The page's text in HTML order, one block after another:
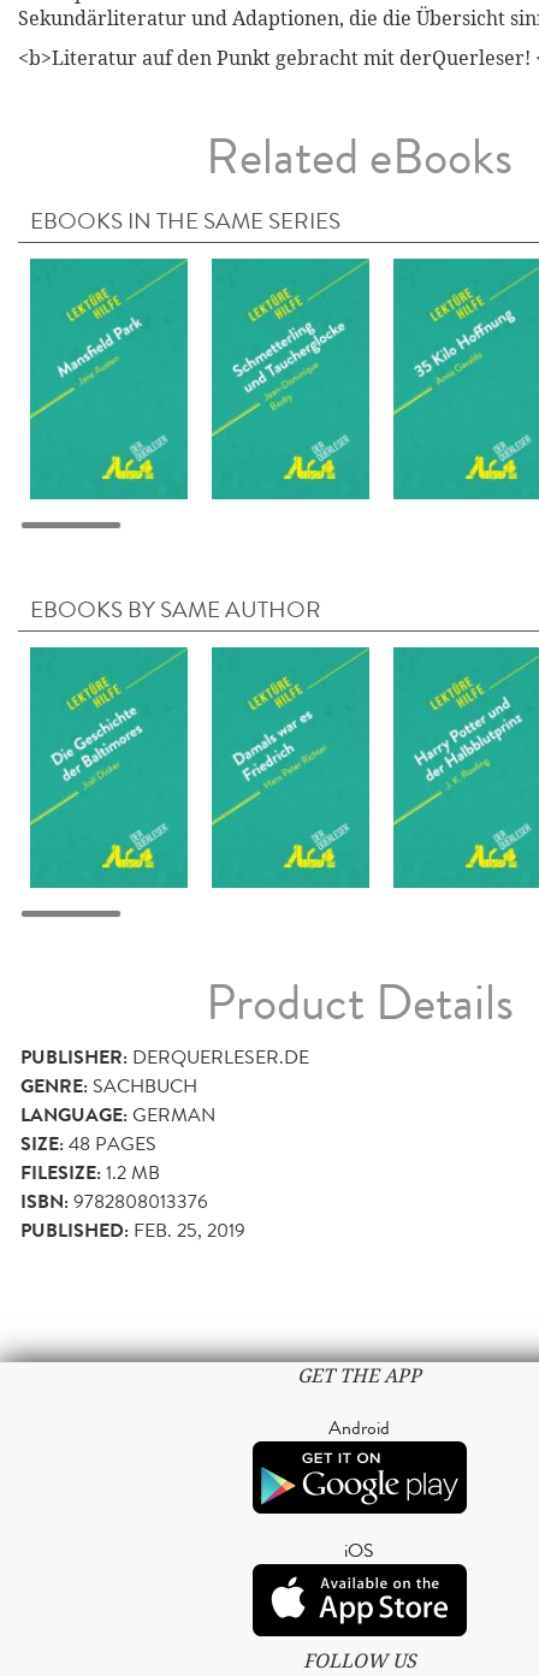
Sekundärliteratur und Adaptionen, die die Übersicht
<b>Literatur auf den Punkt gebracht mit derQuerleser!
Related eBooks
EBOOKS IN THE SAME SERIES
EBOOKS BY SAME AUTHOR
Product Details
PUBLISHER: DERQUERLESER.DE
GENRE: SACHBUCH
LANGUAGE:GERMAN
SIZE:48 PAGES
FILESIZE:1.2 MB
ISBN:9782808013376
PUBLISHED: FEB. 25, 2019
GET THE APP
Android
iOS
FOLLOW US